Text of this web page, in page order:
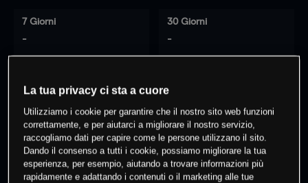
7 Giorni
-
30 Giorni
-
0 % dei clienti hanno posizioni
questo prodotto
Fai trading
La tua privacy ci sta a cuore
Utilizziamo i cookie per garantire che il nostro sito web funzioni
correttamente, e per aiutarci a migliorare il nostro servizio,
raccogliamo dati per capire come le persone utilizzano il sito.
Dando il consenso a tutti i cookie, possiamo migliorare la tua
esperienza, per esempio, aiutando a trovare informazioni più
rapidamente e adattando i contenuti o il marketing alle tue